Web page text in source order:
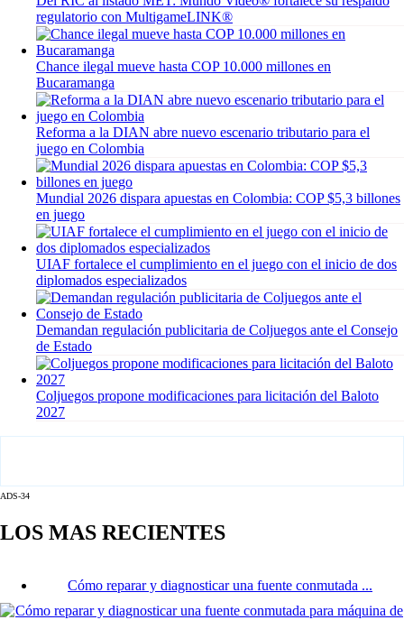
regulatorio con MultigameLINK®
Chance ilegal mueve hasta COP 10.000 millones en
Bucaramanga
Reforma a la DIAN abre nuevo escenario tributario para el
juego en Colombia
Mundial 2026 dispara apuestas en Colombia: COP $5,3 billones
en juego
UIAF fortalece el cumplimiento en el juego con el inicio de dos
diplomados especializados
Demandan regulación publicitaria de Coljuegos ante el Consejo
de Estado
Coljuegos propone modificaciones para licitación del Baloto
2027
ADS-34
LOS MAS RECIENTES
Cómo reparar y diagnosticar una fuente conmutada ...